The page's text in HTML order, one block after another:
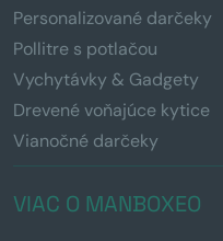
Personalizované darčeky
Pollitre s potlačou
Vychytávky & Gadgety
Drevené voňajúce kytice
Vianočné darčeky
VIAC O MANBOXEO